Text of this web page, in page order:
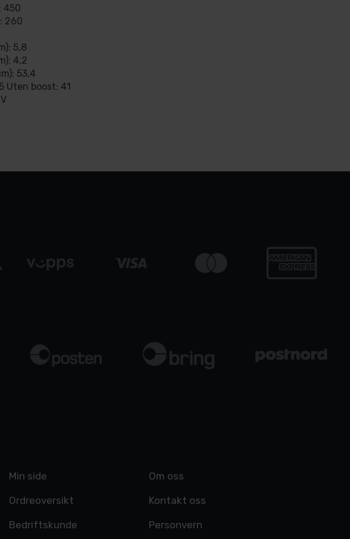
450
260
5,8
4,2
53,4
Uten boost: 41
Min side
Ordreoversikt
Bedriftskunde
Om oss
Kontakt oss
Personvern